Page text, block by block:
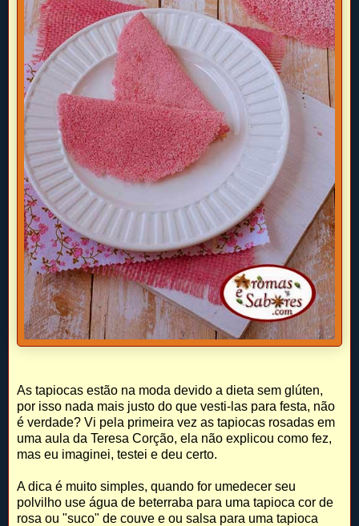
As tapiocas estão na moda devido a dieta sem glúten,
por isso nada mais justo do que vesti-las para festa, não
é verdade? Vi pela primeira vez as tapiocas rosadas em
uma aula da Teresa Corção, ela não explicou como fez,
mas eu imaginei, testei e deu certo.
A dica é muito simples, quando for umedecer seu
polvilho use água de beterraba para uma tapioca cor de
rosa ou "suco" de couve e ou salsa para uma tapioca